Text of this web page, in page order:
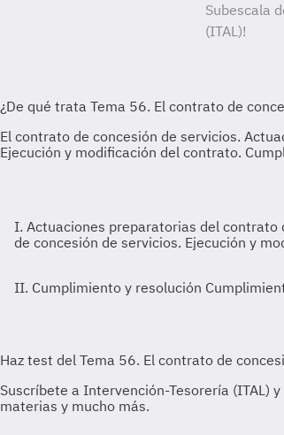
Subescala
(ITAL)!
I. Actuaciones preparatorias del contrato
de concesión de servicios. Ejecución y
II. Cumplimiento y resolución